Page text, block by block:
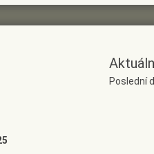
Poslední